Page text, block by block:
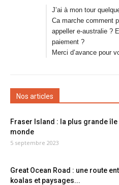
J’ai à mon tour
Ca marche comment
appeller e-australie ?
paiement ?
Merci d’avance pour
Nos articles
Fraser Island : la plus grande île
monde
5 septembre 2023
Great Ocean Road : une route
koalas et paysages...